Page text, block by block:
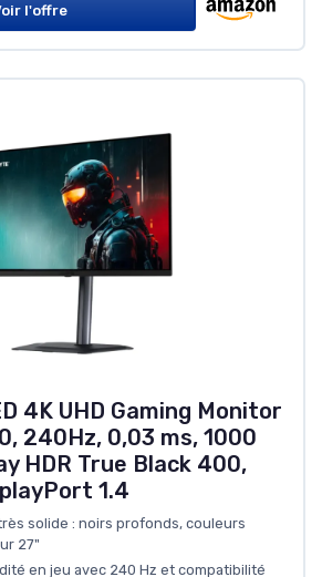
l'offre
4K UHD Gaming Monitor
240Hz, 0,03 ms, 1000
HDR True Black 400,
1.4
solide : noirs profonds, couleurs
27"
en jeu avec 240 Hz et compatibilité